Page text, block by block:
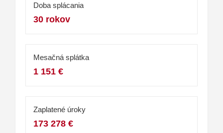
Doba splácania
30 rokov
Mesačná splátka
1 151 €
Zaplatené úroky
173 278 €